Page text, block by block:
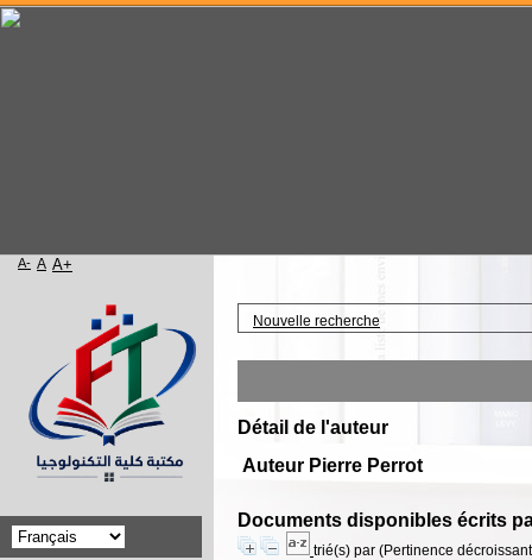
Nouvelle recherche
Détail de l'auteur
Auteur Pierre Perrot
Documents disponibles écrits
trié(s) par (Pertinence
Accueil
A- A A+